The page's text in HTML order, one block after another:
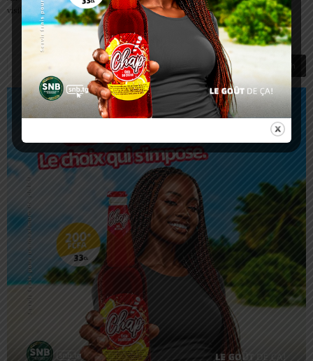
visiblement. Là n’est pas le problème. Ces jeunes filles pour la plupart...